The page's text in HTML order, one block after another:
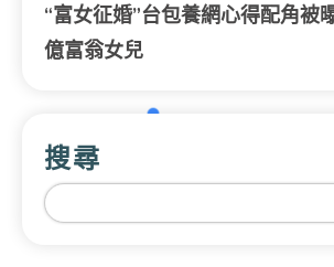
“富女征婚”台包養網心得配角被
億富翁女兒
搜尋